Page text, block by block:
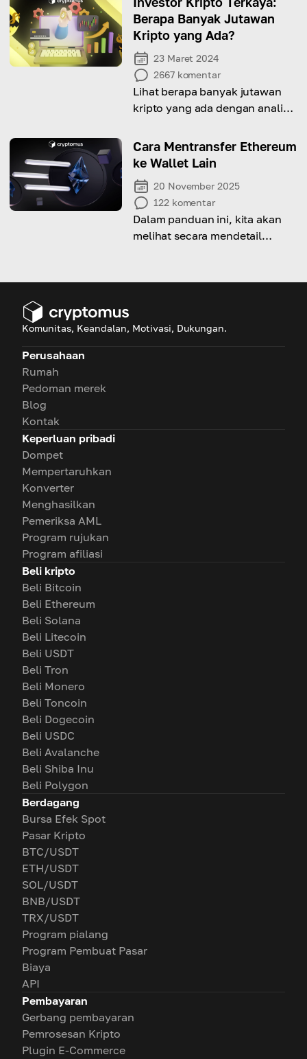
Berapa Banyak Jutawan
Kripto yang Ada?
23 Maret 2024
2667 komentar
Lihat berapa banyak jutawan
kripto yang ada dengan analisis
Cara Mentransfer Ethereum
ke Wallet Lain
20 November 2025
122 komentar
Dalam panduan ini, kita akan
melihat secara mendetail
Komunitas, Keandalan, Motivasi, Dukungan.
Perusahaan
Rumah
Pedoman merek
Blog
Kontak
Keperluan pribadi
Dompet
Mempertaruhkan
Konverter
Menghasilkan
Pemeriksa AML
Program rujukan
Program afiliasi
Beli kripto
Beli Bitcoin
Beli Ethereum
Beli Solana
Beli Litecoin
Beli USDT
Beli Tron
Beli Monero
Beli Toncoin
Beli Dogecoin
Beli USDC
Beli Avalanche
Beli Shiba Inu
Beli Polygon
Berdagang
Bursa Efek Spot
Pasar Kripto
BTC/USDT
ETH/USDT
SOL/USDT
BNB/USDT
TRX/USDT
Program pialang
Program Pembuat Pasar
Biaya
API
Pembayaran
Gerbang pembayaran
Pemrosesan Kripto
Plugin E-Commerce